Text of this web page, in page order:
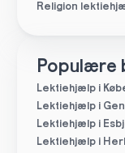
Religion
Populære
Lektiehjælp i
Lektiehjælp i
Lektiehjælp i
Lektiehjælp i